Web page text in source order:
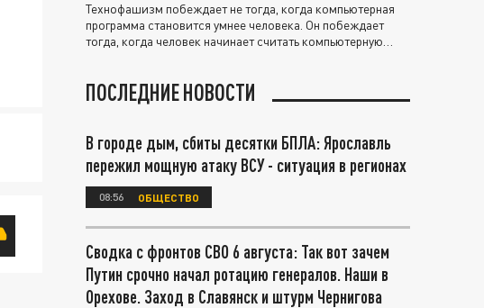
Технофашизм побеждает не тогда, когда компьютерная
программа становится умнее человека. Он побеждает
тогда, когда человек начинает считать компьютерную
ПОСЛЕДНИЕ НОВОСТИ
В городе дым, сбиты десятки БПЛА: Ярославль
пережил мощную атаку ВСУ - ситуация в регионах
08:56 ОБЩЕСТВО
Сводка с фронтов СВО 6 августа: Так вот зачем
Путин срочно начал ротацию генералов. Наши в
Орехове. Заход в Славянск и штурм Чернигова